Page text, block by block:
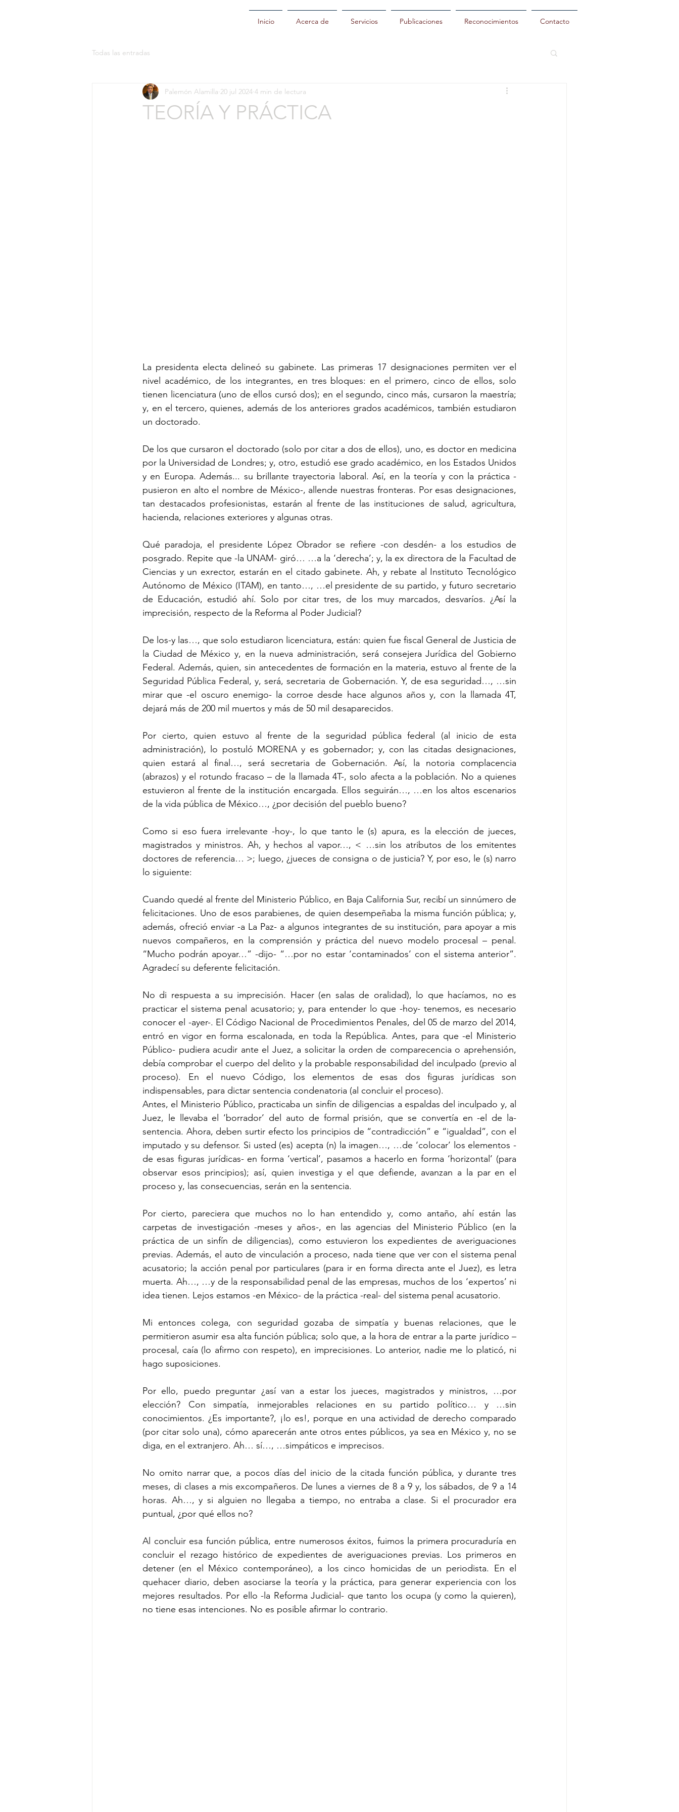
Inicio Acerca de Servicios Publicaciones Reconocimientos Contacto
Todas las entradas
TEORÍA Y PRÁCTICA
Palemón Alamilla 20 jul 2024 4 min de lectura
La presidenta electa delineó su gabinete. Las primeras 17 designaciones permiten ver el
nivel académico, de los integrantes, en tres bloques: en el primero, cinco de ellos, solo
tienen licenciatura (uno de ellos cursó dos); en el segundo, cinco más, cursaron la maestría;
y, en el tercero, quienes, además de los anteriores grados académicos, también estudiaron
un doctorado.
De los que cursaron el doctorado (solo por citar a dos de ellos), uno, es doctor en medicina
por la Universidad de Londres; y, otro, estudió ese grado académico, en los Estados Unidos
y en Europa. Además... su brillante trayectoria laboral. Así, en la teoría y con la práctica -
pusieron en alto el nombre de México-, allende nuestras fronteras. Por esas designaciones,
tan destacados profesionistas, estarán al frente de las instituciones de salud, agricultura,
hacienda, relaciones exteriores y algunas otras.
Qué paradoja, el presidente López Obrador se refiere -con desdén- a los estudios de
posgrado. Repite que -la UNAM- giró… …a la ‘derecha’; y, la ex directora de la Facultad de
Ciencias y un exrector, estarán en el citado gabinete. Ah, y rebate al Instituto Tecnológico
Autónomo de México (ITAM), en tanto…, …el presidente de su partido, y futuro secretario
de Educación, estudió ahí. Solo por citar tres, de los muy marcados, desvaríos. ¿Así la
imprecisión, respecto de la Reforma al Poder Judicial?
De los-y las…, que solo estudiaron licenciatura, están: quien fue fiscal General de Justicia de
la Ciudad de México y, en la nueva administración, será consejera Jurídica del Gobierno
Federal. Además, quien, sin antecedentes de formación en la materia, estuvo al frente de la
Seguridad Pública Federal, y, será, secretaria de Gobernación. Y, de esa seguridad…, …sin
mirar que -el oscuro enemigo- la corroe desde hace algunos años y, con la llamada 4T,
dejará más de 200 mil muertos y más de 50 mil desaparecidos.
Por cierto, quien estuvo al frente de la seguridad pública federal (al inicio de esta
administración), lo postuló MORENA y es gobernador; y, con las citadas designaciones,
quien estará al final…, será secretaria de Gobernación. Así, la notoria complacencia
(abrazos) y el rotundo fracaso – de la llamada 4T-, solo afecta a la población. No a quienes
estuvieron al frente de la institución encargada. Ellos seguirán…, …en los altos escenarios
de la vida pública de México…, ¿por decisión del pueblo bueno?
Como si eso fuera irrelevante -hoy-, lo que tanto le (s) apura, es la elección de jueces,
magistrados y ministros. Ah, y hechos al vapor…, < …sin los atributos de los emitentes
doctores de referencia… >; luego, ¿jueces de consigna o de justicia? Y, por eso, le (s) narro
lo siguiente:
Cuando quedé al frente del Ministerio Público, en Baja California Sur, recibí un sinnúmero de
felicitaciones. Uno de esos parabienes, de quien desempeñaba la misma función pública; y,
además, ofreció enviar -a La Paz- a algunos integrantes de su institución, para apoyar a mis
nuevos compañeros, en la comprensión y práctica del nuevo modelo procesal – penal.
“Mucho podrán apoyar…” -dijo- “…por no estar ‘contaminados’ con el sistema anterior”.
Agradecí su deferente felicitación.
No di respuesta a su imprecisión. Hacer (en salas de oralidad), lo que hacíamos, no es
practicar el sistema penal acusatorio; y, para entender lo que -hoy- tenemos, es necesario
conocer el -ayer-. El Código Nacional de Procedimientos Penales, del 05 de marzo del 2014,
entró en vigor en forma escalonada, en toda la República. Antes, para que -el Ministerio
Público- pudiera acudir ante el Juez, a solicitar la orden de comparecencia o aprehensión,
debía comprobar el cuerpo del delito y la probable responsabilidad del inculpado (previo al
proceso). En el nuevo Código, los elementos de esas dos figuras jurídicas son
indispensables, para dictar sentencia condenatoria (al concluir el proceso).
Antes, el Ministerio Público, practicaba un sinfín de diligencias a espaldas del inculpado y, al
Juez, le llevaba el ‘borrador’ del auto de formal prisión, que se convertía en -el de la-
sentencia. Ahora, deben surtir efecto los principios de “contradicción” e “igualdad”, con el
imputado y su defensor. Si usted (es) acepta (n) la imagen…, …de ‘colocar’ los elementos -
de esas figuras jurídicas- en forma ‘vertical’, pasamos a hacerlo en forma ‘horizontal’ (para
observar esos principios); así, quien investiga y el que defiende, avanzan a la par en el
proceso y, las consecuencias, serán en la sentencia.
Por cierto, pareciera que muchos no lo han entendido y, como antaño, ahí están las
carpetas de investigación -meses y años-, en las agencias del Ministerio Público (en la
práctica de un sinfín de diligencias), como estuvieron los expedientes de averiguaciones
previas. Además, el auto de vinculación a proceso, nada tiene que ver con el sistema penal
acusatorio; la acción penal por particulares (para ir en forma directa ante el Juez), es letra
muerta. Ah…, …y de la responsabilidad penal de las empresas, muchos de los ‘expertos’ ni
idea tienen. Lejos estamos -en México- de la práctica -real- del sistema penal acusatorio.
Mi entonces colega, con seguridad gozaba de simpatía y buenas relaciones, que le
permitieron asumir esa alta función pública; solo que, a la hora de entrar a la parte jurídico –
procesal, caía (lo afirmo con respeto), en imprecisiones. Lo anterior, nadie me lo platicó, ni
hago suposiciones.
Por ello, puedo preguntar ¿así van a estar los jueces, magistrados y ministros, …por
elección? Con simpatía, inmejorables relaciones en su partido político… y …sin
conocimientos. ¿Es importante?, ¡lo es!, porque en una actividad de derecho comparado
(por citar solo una), cómo aparecerán ante otros entes públicos, ya sea en México y, no se
diga, en el extranjero. Ah… sí…, …simpáticos e imprecisos.
No omito narrar que, a pocos días del inicio de la citada función pública, y durante tres
meses, di clases a mis excompañeros. De lunes a viernes de 8 a 9 y, los sábados, de 9 a 14
horas. Ah…, y si alguien no llegaba a tiempo, no entraba a clase. Si el procurador era
puntual, ¿por qué ellos no?
Al concluir esa función pública, entre numerosos éxitos, fuimos la primera procuraduría en
concluir el rezago histórico de expedientes de averiguaciones previas. Los primeros en
detener (en el México contemporáneo), a los cinco homicidas de un periodista. En el
quehacer diario, deben asociarse la teoría y la práctica, para generar experiencia con los
mejores resultados. Por ello -la Reforma Judicial- que tanto los ocupa (y como la quieren),
no tiene esas intenciones. No es posible afirmar lo contrario.